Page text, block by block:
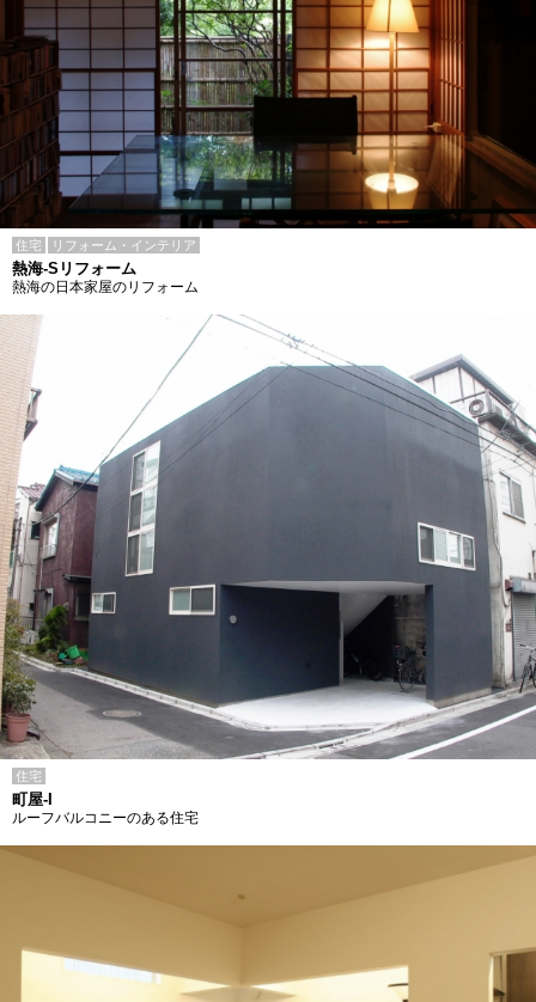
住宅 リフォーム・インテリア
熱海-Sリフォーム
熱海の日本家屋のリフォーム
住宅
町屋-I
ルーフバルコニーのある住宅